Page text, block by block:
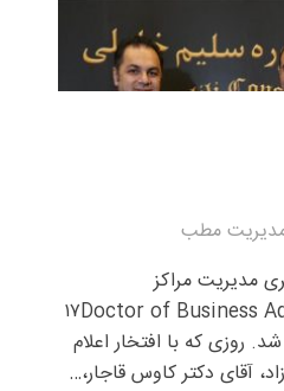
مطب
مدیریت مراکز
درمانی‏‎‏Doctor of Business Administration in Healthcare Management (DBA)‏‎‏‎۱۷
شد. روزی که با افتخار اعلام